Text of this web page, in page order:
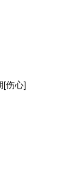
[伤心]